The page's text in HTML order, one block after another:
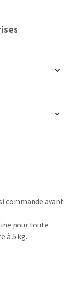
commande avant
pour toute
à 5 kg.